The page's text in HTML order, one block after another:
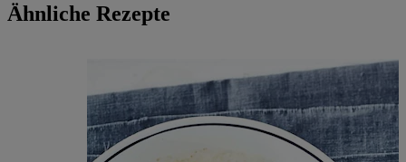
Ähnliche Rezepte